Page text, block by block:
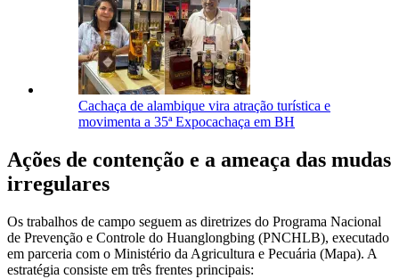
Cachaça de alambique vira atração turística e
movimenta a 35ª Expocachaça em BH
Ações de contenção e a ameaça das mudas
irregulares
Os trabalhos de campo seguem as diretrizes do Programa Nacional
de Prevenção e Controle do Huanglongbing (PNCHLB), executado
em parceria com o Ministério da Agricultura e Pecuária (Mapa). A
estratégia consiste em três frentes principais: